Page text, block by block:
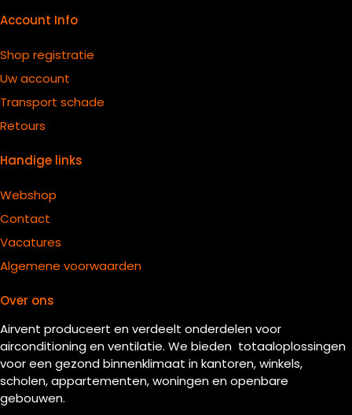
Account Info
Shop registratie
Uw account
Transport schade
Retours
Handige links
Webshop
Contact
Vacatures
Algemene voorwaarden
Over ons
Airvent produceert en verdeelt onderdelen voor
airconditioning en ventilatie. We bieden totaaloplossingen
voor een gezond binnenklimaat in kantoren, winkels,
scholen, appartementen, woningen en openbare
gebouwen.